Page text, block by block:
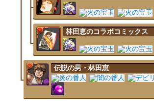
林田恵のコラボコミックス
伝説の男・林田恵